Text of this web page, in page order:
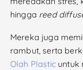
hingga reed
Mereka juga
rambut, serta
Olah Plasticuntuk